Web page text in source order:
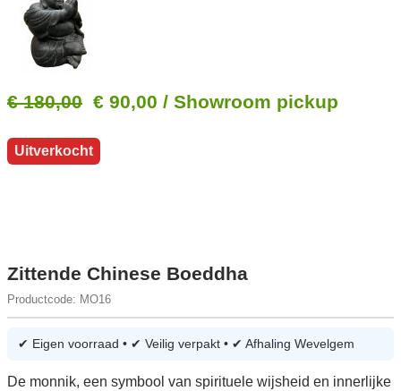
€ 180,00 € 90,00 / Showroom pickup
Uitverkocht
Zittende Chinese Boeddha
Productcode: MO16
✔ Eigen voorraad • ✔ Veilig verpakt • ✔ Afhaling Wevelgem
De monnik, een symbool van spirituele wijsheid en innerlijke